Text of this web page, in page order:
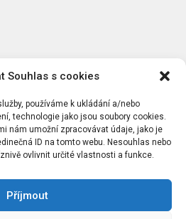
Souhlas s cookies
používáme k ukládání a/nebo
technologie jako jsou soubory cookies.
nám umožní zpracovávat údaje, jako je
ID na tomto webu. Nesouhlas nebo
ovlivnit určité vlastnosti a funkce.
Příjmout
náš newsletter?